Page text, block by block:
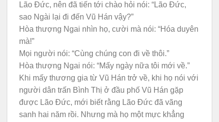
Lão Đức, nên đã tiến tới chào hỏi nói: “Lão Đức,
sao Ngài lại đi đến Vũ Hán vậy?”
Hòa thượng Ngai nhìn họ, cười mà nói: “Hóa duyên
mà!”
Mọi người nói: “Cùng chúng con đi về thôi.”
Hòa thượng Ngai nói: “Mấy ngày nữa tôi mới về.”
Khi mấy thương gia từ Vũ Hán trở về, khi họ nói với
người dân trấn Bình Thị ở đầu phố Vũ Hán gặp
được Lão Đức, mới biết rằng Lão Đức đã vãng
sanh hai năm rồi. Nhưng mà họ một mực khẳng